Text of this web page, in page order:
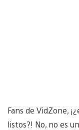
Fans de VidZone,
listos?! No, no es